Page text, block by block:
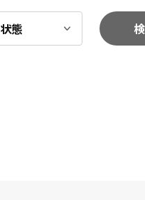
状態